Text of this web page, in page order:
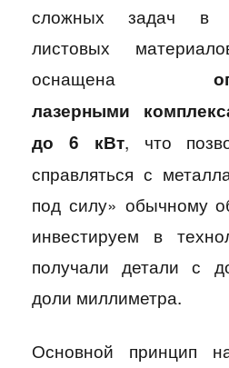
сложных задач в
листовых
оснащена
лазерными
до 6 кВт, что
справляться с
под силу» обычному
инвестируем в
получали детали с
доли миллиметра.
Основной принцип